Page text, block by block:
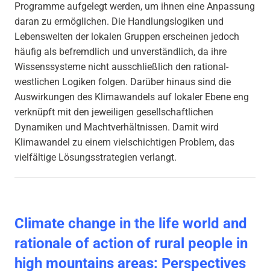
Programme aufgelegt werden, um ihnen eine Anpassung
daran zu ermöglichen. Die Handlungslogiken und
Lebenswelten der lokalen Gruppen erscheinen jedoch
häufig als befremdlich und unverständlich, da ihre
Wissenssysteme nicht ausschließlich den rational-
westlichen Logiken folgen. Darüber hinaus sind die
Auswirkungen des Klimawandels auf lokaler Ebene eng
verknüpft mit den jeweiligen gesellschaftlichen
Dynamiken und Machtverhältnissen. Damit wird
Klimawandel zu einem vielschichtigen Problem, das
vielfältige Lösungsstrategien verlangt.
Climate change in the life world and
rationale of action of rural people in
high mountains areas: Perspectives